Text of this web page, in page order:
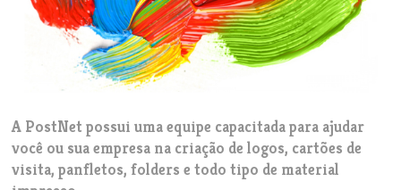
A PostNet possui uma equipe capacitada para ajudar
você ou sua empresa na criação de logos, cartões de
visita, panfletos, folders e todo tipo de material